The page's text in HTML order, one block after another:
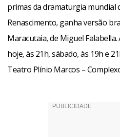
primas da dramaturgia mundial
Renascimento, ganha versão
Maracutaia, de Miguel
hoje, às 21h, sábado, às 19h e
Teatro Plínio Marcos –